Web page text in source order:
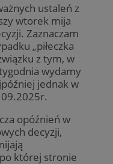
ustaleń z
wtorek mija
Zaznaczam
„piłeczka
z tym, w
wydamy
jednak w
opóźnień w
decyzji,
której stronie